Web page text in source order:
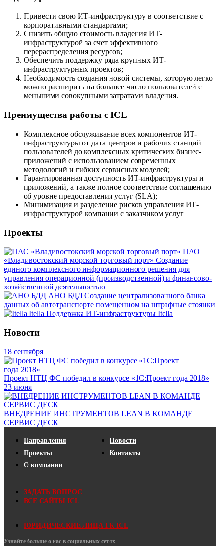
Привести свою ИТ-инфраструктуру в соответствие с
корпоративными стандартами;
Снизить общую стоимость владения ИТ-
инфраструктурой за счет эффективного
перераспределения ресурсов;
Обеспечить поддержку ряда крупных ИТ-
инфраструктурных проектов;
Необходимость создания новой системы, которую легко
можно расширить на большее число пользователей с
меньшими совокупными затратами владения.
Преимущества работы с ICL
Комплексное обслуживание всех компонентов ИТ-
инфраструктуры от дата-центров и рабочих станций
пользователей до комплексных критических бизнес-
приложений с использованием современных
методологий и гибких сервисных моделей;
Гарантированная доступность ИТ-инфраструктуры и
приложений, а также полное соответствие соглашению
об уровне предоставления услуг (SLA);
Минимизация и разделение рисков управления ИТ-
инфраструктурой компании с заказчиком услуг
Проекты
ПАО
«Владивостокский морской торговый порт» Создание
единого комплексного информационного решения для
управления операционной (производственной) и финансово-
хозяйственной деятельностью
АНО БДД Создание централизованного банка
данных об автотранспорте помещенном на штрафные стоянки
Itella Поддержка ИТ-инфраструктуры Itella
Новости
18 сентября
Проект НТЦ ФС победил в конкурсе «1С:Проект года 2018»
23 июня
ВНЕДРЕНИЕ ИНСТРУМЕНТОВ LEAN В КОМАНДE
СЕРВИС ДЕСК
Направления
Проекты
О компании
Новости
Контакты
ЗАДАТЬ ВОПРОС
ВСЕ САЙТЫ ICL
ЮРИДИЧЕСКИЕ ЛИЦА ГК ICL
Узнайте больше о нас в социальных сетях